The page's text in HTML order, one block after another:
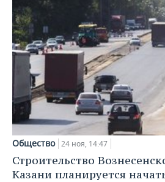
Общество 24 ноя, 14:47
Строительство
Казани планируется